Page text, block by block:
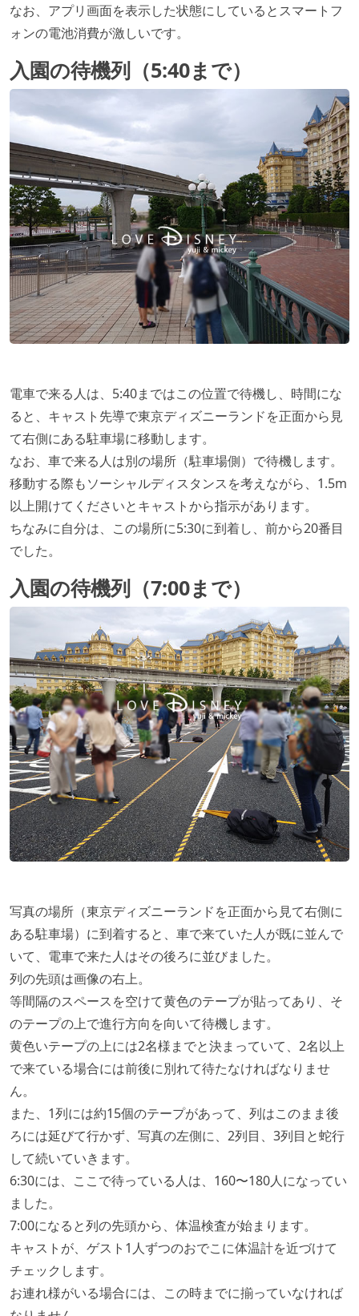
なお、アプリ画面を表示した状態にしているとスマートフ
ォンの電池消費が激しいです。
入園の待機列（5:40まで）
電車で来る人は、5:40まではこの位置で待機し、時間にな
ると、キャスト先導で東京ディズニーランドを正面から見
て右側にある駐車場に移動します。
なお、車で来る人は別の場所（駐車場側）で待機します。
移動する際もソーシャルディスタンスを考えながら、1.5m
以上開けてくださいとキャストから指示があります。
ちなみに自分は、この場所に5:30に到着し、前から20番目
でした。
入園の待機列（7:00まで）
写真の場所（東京ディズニーランドを正面から見て右側に
ある駐車場）に到着すると、車で来ていた人が既に並んで
いて、電車で来た人はその後ろに並びました。
列の先頭は画像の右上。
等間隔のスペースを空けて黄色のテープが貼ってあり、そ
のテープの上で進行方向を向いて待機します。
黄色いテープの上には2名様までと決まっていて、2名以上
で来ている場合には前後に別れて待たなければなりませ
ん。
また、1列には約15個のテープがあって、列はこのまま後
ろには延びて行かず、写真の左側に、2列目、3列目と蛇行
して続いていきます。
6:30には、ここで待っている人は、160〜180人になってい
ました。
7:00になると列の先頭から、体温検査が始まります。
キャストが、ゲスト1人ずつのおでこに体温計を近づけて
チェックします。
お連れ様がいる場合には、この時までに揃っていなければ